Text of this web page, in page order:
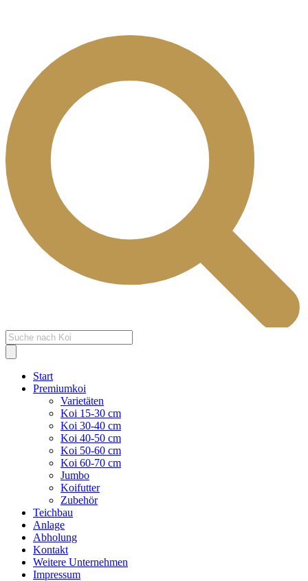
Products
search
Start
Premiumkoi
Varietäten
Koi 15-30 cm
Koi 30-40 cm
Koi 40-50 cm
Koi 50-60 cm
Koi 60-70 cm
Jumbo
Koifutter
Zubehör
Teichbau
Anlage
Abholung
Kontakt
Weitere Unternehmen
Impressum